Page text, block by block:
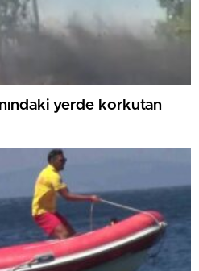
yerde korkutan